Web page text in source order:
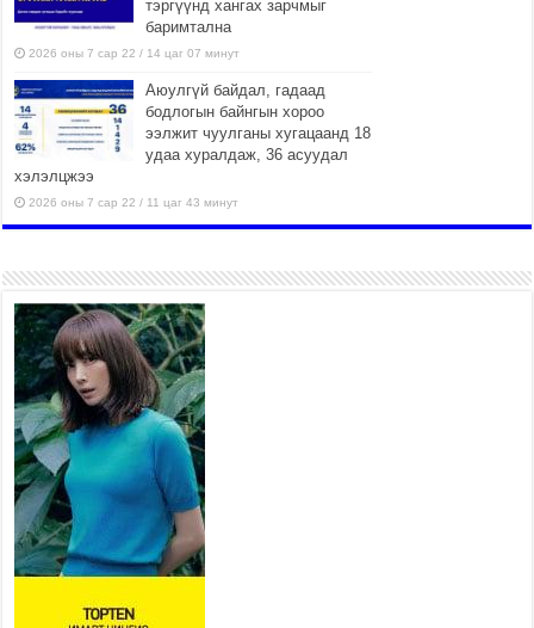
тэргүүнд хангах зарчмыг
баримтална
2026 оны 7 сар 22 / 14 цаг 07 минут
Аюулгүй байдал, гадаад
бодлогын байнгын хороо
ээлжит чуулганы хугацаанд 18
удаа хуралдаж, 36 асуудал
хэлэлцжээ
2026 оны 7 сар 22 / 11 цаг 43 минут
боломжтой-Хүүхэд хөгжүүлэх
төв” байгуулах төсөлд төр,
хувийн хэвшлийн түншлэлийн хүрээнд хамтран
ажиллахыг урьж байна
2026 оны 7 сар 22 / 9 цаг 28 минут
Б.Пүрэвдагва: “Урт цагаан”-ыг залуучууд чөлөөт
цагаа өнгөрүүлдэг, жуулчид зорьж ирдэг цэг
болгоно
2026 оны 7 сар 21 / 16 цаг 47 минут
Тусгай замын автобус /BRT/ төслийн удирдах
хорооны ээлжит хуралдаан боллоо
2026 оны 7 сар 21 / 16 цаг 43 минут
Ерөнхий сайд Н.Учрал БНХАУ-аас Монгол Улсад
суугаа Элчин сайд Шэнь Миньжюанийг хүлээн